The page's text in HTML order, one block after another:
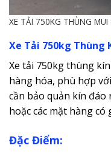
XE TẢI 750KG THÙNG MUI
Xe Tải 750kg Thùng
Xe tải 750kg thùng
hàng hóa, phù hợp
cần bảo quản kín
hoặc các mặt hàng có
Đặc Điểm: